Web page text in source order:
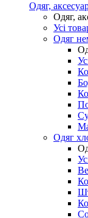
Одяг,
Одяг,
Усі
Одяг
Одяг